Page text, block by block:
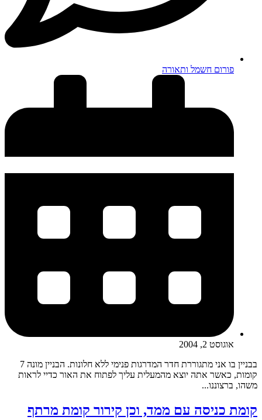
פורום חשמל ותאורה
אוגוסט 2, 2004
בבניין בו אני מתגוררת חדר המדרגות פנימי ללא חלונות. הבניין מונה 7
קומות, כאשר אתה יוצא מהמעלית עליך לפתוח את האור כדיי לראות
משהו, ברצוננו...
קומת כניסה עם ממד, וכן קירור קומת מרתף